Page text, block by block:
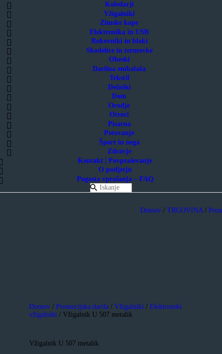
Koledarji
Vžigalniki
Zimske kape
Elektronika in USB
Rokovniki in bloki
Skodelice in termovke
Obeski
Darilna embalaža
Tekstil
Dežniki
Dom
Orodje
Otroci
Pisarna
Potovanje
Šport in nega
Zdravje
Kontakt | Povpraševanje
O podjetju
Pogosta vprašanja – FAQ
Domov / TRGOVINA /
Domov / Promocijska darila / Vžigalniki / Elektronski
vžigalniki / Vžigalnik U 507 metalik
Vžigalnik U 507 metalik